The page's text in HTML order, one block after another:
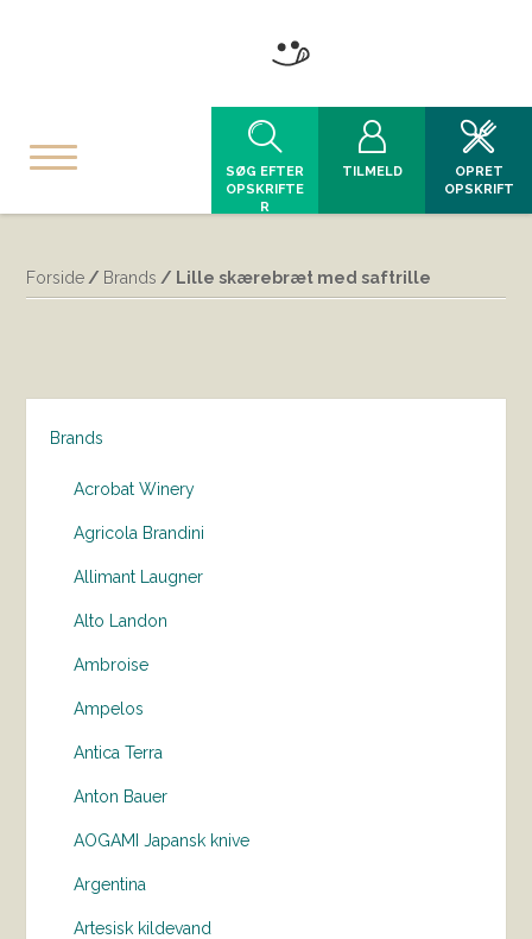
SØG EFTER
OPSKRIFTE
R
TILMELD
OPRET
OPSKRIFT
Forside / Brands / Lille skærebræt med saftrille
Brands
Acrobat Winery
Agricola Brandini
Allimant Laugner
Alto Landon
Ambroise
Ampelos
Antica Terra
Anton Bauer
AOGAMI Japansk knive
Argentina
Artesisk kildevand